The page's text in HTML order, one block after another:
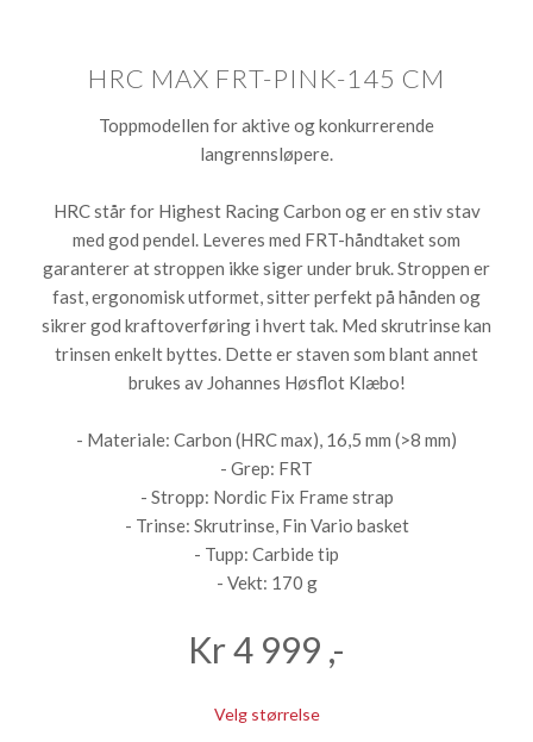
HRC MAX FRT-PINK-145 CM
Toppmodellen for aktive og konkurrerende
langrennsløpere.
HRC står for Highest Racing Carbon og er en stiv stav
med god pendel. Leveres med FRT-håndtaket som
garanterer at stroppen ikke siger under bruk. Stroppen er
fast, ergonomisk utformet, sitter perfekt på hånden og
sikrer god kraftoverføring i hvert tak. Med skrutrinse kan
trinsen enkelt byttes. Dette er staven som blant annet
brukes av Johannes Høsflot Klæbo!
- Materiale: Carbon (HRC max), 16,5 mm (>8 mm)
- Grep: FRT
- Stropp: Nordic Fix Frame strap
- Trinse: Skrutrinse, Fin Vario basket
- Tupp: Carbide tip
- Vekt: 170 g
Kr4 999 ,-
Velg størrelse